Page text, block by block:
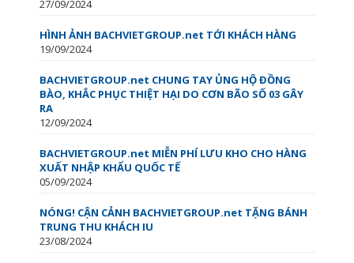
27/09/2024
HÌNH ẢNH BACHVIETGROUP.net TỚI KHÁCH HÀNG
19/09/2024
BACHVIETGROUP.net CHUNG TAY ỦNG HỘ ĐỒNG
BÀO, KHẮC PHỤC THIỆT HẠI DO CƠN BÃO SỐ 03 GÂY
RA
12/09/2024
BACHVIETGROUP.net MIỄN PHÍ LƯU KHO CHO HÀNG
XUẤT NHẬP KHẨU QUỐC TẾ
05/09/2024
NÓNG! CẬN CẢNH BACHVIETGROUP.net TẶNG BÁNH
TRUNG THU KHÁCH IU
23/08/2024